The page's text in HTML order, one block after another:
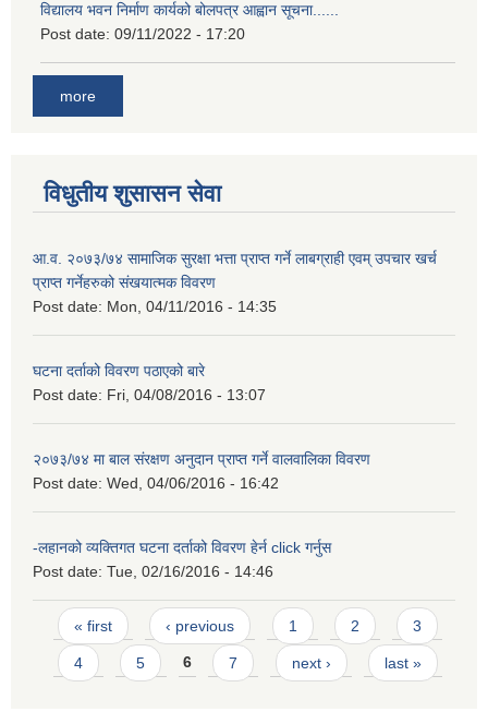
विद्यालय भवन निर्माण कार्यको बोलपत्र आह्वान सूचना......
Post date: 09/11/2022 - 17:20
more
विधुतीय शुसासन सेवा
आ.व. २०७३/७४ सामाजिक सुरक्षा भत्ता प्राप्त गर्ने लाबग्राही एवम् उपचार खर्च
प्राप्त गर्नेहरुको संखयात्मक विवरण
Post date: Mon, 04/11/2016 - 14:35
घटना दर्ताको विवरण पठाएको बारे
Post date: Fri, 04/08/2016 - 13:07
२०७३/७४ मा बाल संरक्षण अनुदान प्राप्त गर्ने वालवालिका विवरण
Post date: Wed, 04/06/2016 - 16:42
-लहानको व्यक्तिगत घटना दर्ताको विवरण हेर्न click गर्नुस
Post date: Tue, 02/16/2016 - 14:46
Pages
« first ‹ previous 1 2 3
4 5 6 7 next › last »